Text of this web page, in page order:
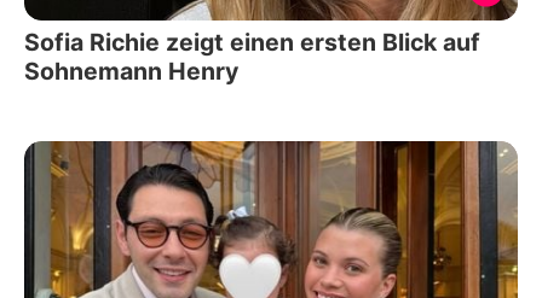
Sofia Richie zeigt einen ersten Blick auf
Sohnemann Henry